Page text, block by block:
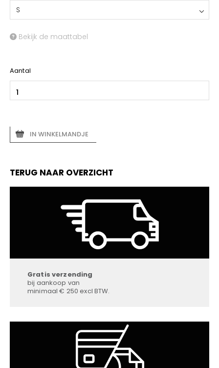
S
Bekijk de maattabel
Aantal
IN WINKELMANDJE
TERUG NAAR OVERZICHT
Gratis verzending
bij aankoop van
minimaal € 250 excl BTW.